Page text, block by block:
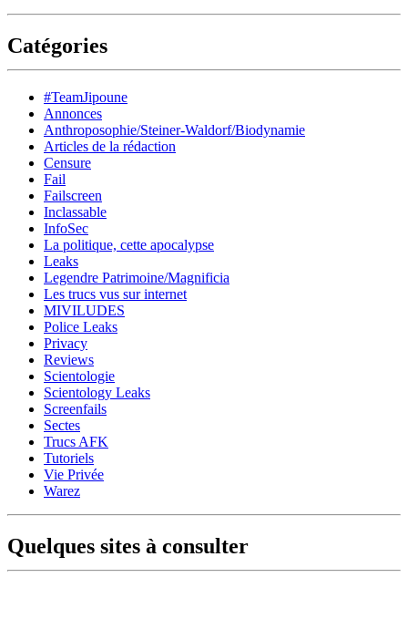
Catégories
#TeamJipoune
Annonces
Anthroposophie/Steiner-Waldorf/Biodynamie
Articles de la rédaction
Censure
Fail
Failscreen
Inclassable
InfoSec
La politique, cette apocalypse
Leaks
Legendre Patrimoine/Magnificia
Les trucs vus sur internet
MIVILUDES
Police Leaks
Privacy
Reviews
Scientologie
Scientology Leaks
Screenfails
Sectes
Trucs AFK
Tutoriels
Vie Privée
Warez
Quelques sites à consulter